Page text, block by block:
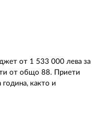
от 1 533 000 лева за
от общо 88. Приети
както и